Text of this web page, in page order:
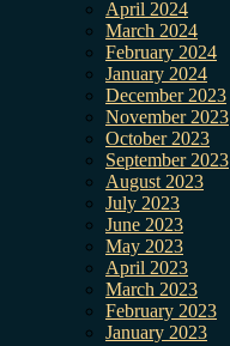
April 2024
March 2024
February 2024
January 2024
December 2023
November 2023
October 2023
September 2023
August 2023
July 2023
June 2023
May 2023
April 2023
March 2023
February 2023
January 2023